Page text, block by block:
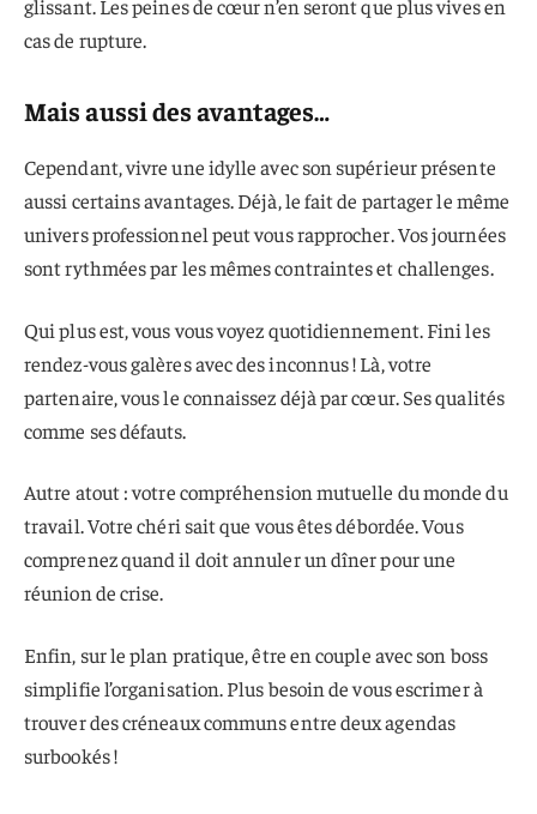
glissant. Les peines de cœur n’en seront que plus vives en
cas de rupture.
Mais aussi des avantages…
Cependant, vivre une idylle avec son supérieur présente
aussi certains avantages. Déjà, le fait de partager le même
univers professionnel peut vous rapprocher. Vos journées
sont rythmées par les mêmes contraintes et challenges.
Qui plus est, vous vous voyez quotidiennement. Fini les
rendez-vous galères avec des inconnus ! Là, votre
partenaire, vous le connaissez déjà par cœur. Ses qualités
comme ses défauts.
Autre atout : votre compréhension mutuelle du monde du
travail. Votre chéri sait que vous êtes débordée. Vous
comprenez quand il doit annuler un dîner pour une
réunion de crise.
Enfin, sur le plan pratique, être en couple avec son boss
simplifie l’organisation. Plus besoin de vous escrimer à
trouver des créneaux communs entre deux agendas
surbookés !